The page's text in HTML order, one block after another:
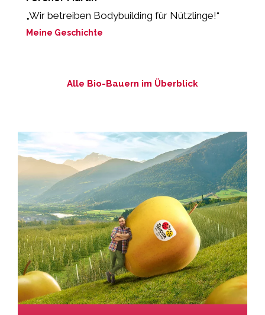
„Wir betreiben Bodybuilding für Nützlinge!“
Meine Geschichte
Alle Bio-Bauern im Überblick